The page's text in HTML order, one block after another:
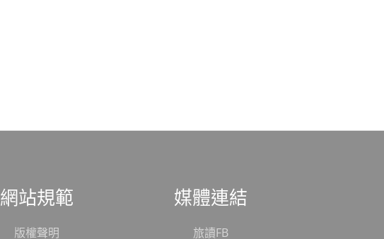
網站規範
版權聲明
媒體連結
旅讀FB